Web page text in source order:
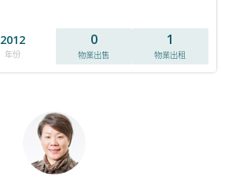
2012
年份
0
物業出售
1
物業出租